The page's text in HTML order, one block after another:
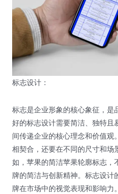
标志设计：
标志是企业形象的核心象征，是
好的标志设计需要简洁、独特且
间传递企业的核心理念和价值观
相契合，还要在不同的尺寸和场
如，苹果的简洁苹果轮廓标志，
牌的简洁与创新精神。标志设计
牌在市场中的视觉表现和影响力。